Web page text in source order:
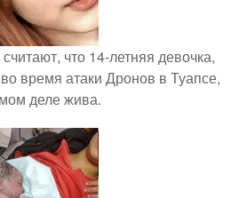
что 14-летняя девочка,
время атаки Дронов в Туапсе,
деле жива.